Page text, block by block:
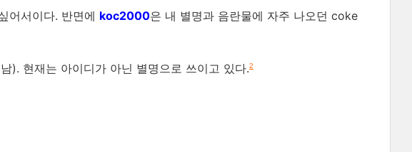
어서이다. 반면에 koc2000은 내 별명과 음란물에 자주 나오던 coke
). 현재는 아이디가 아닌 별명으로 쓰이고 있다.2